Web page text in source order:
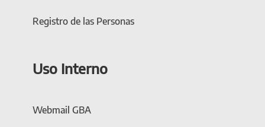
Registro de las Personas
Uso Interno
Webmail GBA